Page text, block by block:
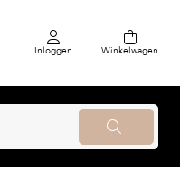
Inloggen Winkelwagen